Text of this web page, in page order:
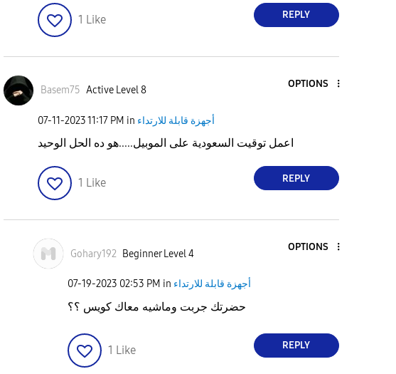
1 Like REPLY
Basem75 Active Level 8
OPTIONS
‎07-11-202311:17 PM in أجهزة قابلة للارتداء
اعمل توقيت السعودية على الموبيل.....هو ده الحل الوحيد
1 Like REPLY
Gohary192 Beginner Level 4
OPTIONS
‎07-19-2023 02:53 PM in أجهزة قابلة للارتداء
حضرتك جربت وماشيه معاك كويس ؟؟
1 Like REPLY